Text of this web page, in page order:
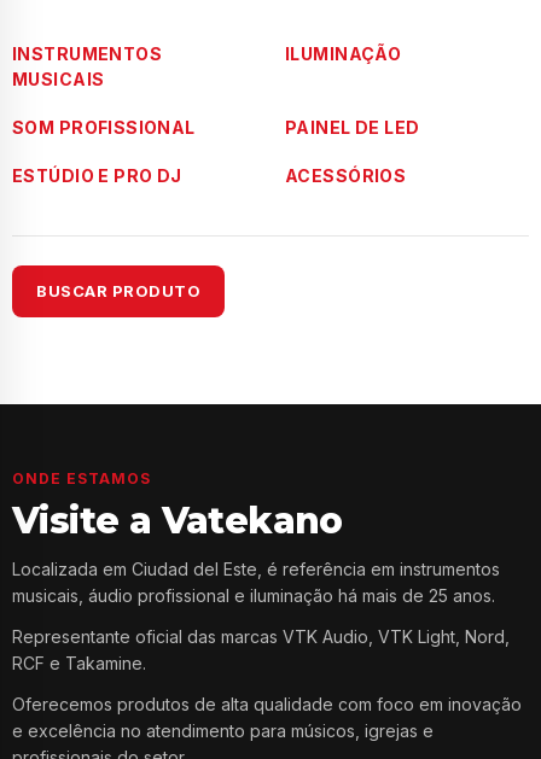
INSTRUMENTOS
MUSICAIS
ILUMINAÇÃO
SOM PROFISSIONAL PAINEL DE LED
ESTÚDIO E PRO DJ ACESSÓRIOS
BUSCAR PRODUTO
ONDE ESTAMOS
Visite a Vatekano
Localizada em Ciudad del Este, é referência em instrumentos
musicais, áudio profissional e iluminação há mais de 25 anos.
Representante oficial das marcas VTK Audio, VTK Light, Nord,
RCF e Takamine.
Oferecemos produtos de alta qualidade com foco em inovação
e excelência no atendimento para músicos, igrejas e